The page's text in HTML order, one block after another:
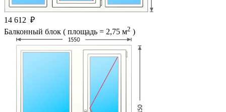
14 612 ₽
Балконный блок ( площадь = 2,75 м2 )